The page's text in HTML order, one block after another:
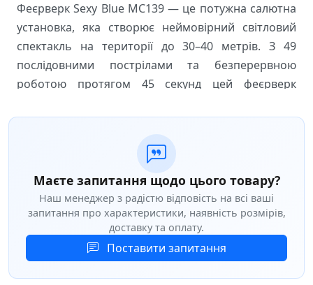
Феєрверк Sexy Blue MC139 — це потужна салютна
установка, яка створює неймовірний світловий
спектакль на території до 30–40 метрів. З 49
послідовними пострілами та безперервною
роботою протягом 45 секунд цей феєрверк
Нового року, весілля чи корпоративного заходу.
Технічні характеристики
49 шт
Калібр:20 мм з дальністю вильоту 25–30 метрів
Час роботи:45 секунд безперервного
спектаклю
Маєте запитання щодо цього товару?
Наш менеджер з радістю відповість на всі ваші
запитання про характеристики, наявність розмірів,
доставку та оплату.
Поставити запитання